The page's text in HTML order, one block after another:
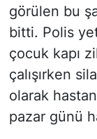
görülen bu
bitti. Polis
çocuk kapı
çalışırken
olarak
pazar günü